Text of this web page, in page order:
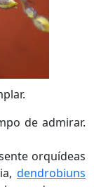
de admirar.
orquídeas
dendrobiuns